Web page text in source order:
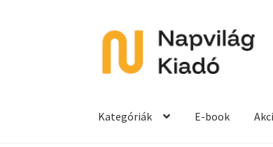
Ugrás
navigációhoz
Kilépés
tartalomba
Kategóriák E-book